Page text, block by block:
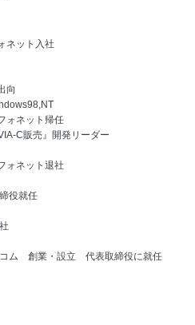
ット入社
向
ネット帰任
C販売』開発リーダー
ネット退社
役就任
創業・設立 代表取締役に就任